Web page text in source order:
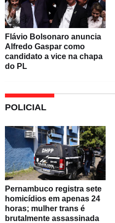
Flávio Bolsonaro anuncia
Alfredo Gaspar como
candidato a vice na chapa
do PL
POLICIAL
Pernambuco registra sete
homicídios em apenas 24
horas; mulher trans é
brutalmente assassinada